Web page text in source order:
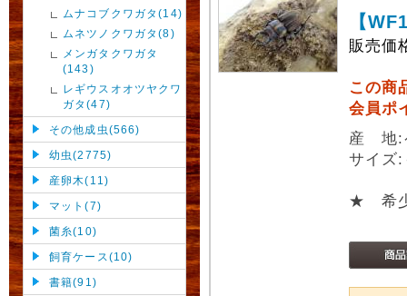
ムナコブクワガタ(14)
ムネツノクワガタ(8)
メンガタクワガタ
(143)
レギウスオオツヤクワ
ガタ(47)
その他成虫(566)
幼虫(2775)
産卵木(11)
マット(7)
菌糸(10)
飼育ケース(10)
書籍(91)
【
販売価
この商
会員ポ
産 地:
サイ
★ 希